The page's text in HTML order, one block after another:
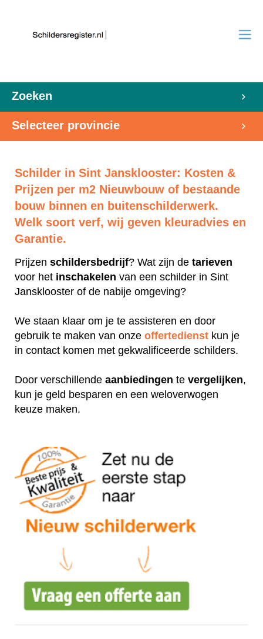
Zoeken
Selecteer provincie
Schilder in Sint Jansklooster: Kosten &
Prijzen per m2 Nieuwbouw of bestaande
bouw binnen en buitenschilderwerk.
Welk soort verf, wij geven kleuradvies en
Garantie.
Prijzen schildersbedrijf? Wat zijn de tarieven
voor het inschakelen van een schilder in Sint
Jansklooster of de nabije omgeving?
We staan klaar om je te assisteren en door
gebruik te maken van onze offertedienst kun je
in contact komen met gekwalificeerde schilders.
Door verschillende aanbiedingen te vergelijken,
kun je geld besparen en een weloverwogen
keuze maken.